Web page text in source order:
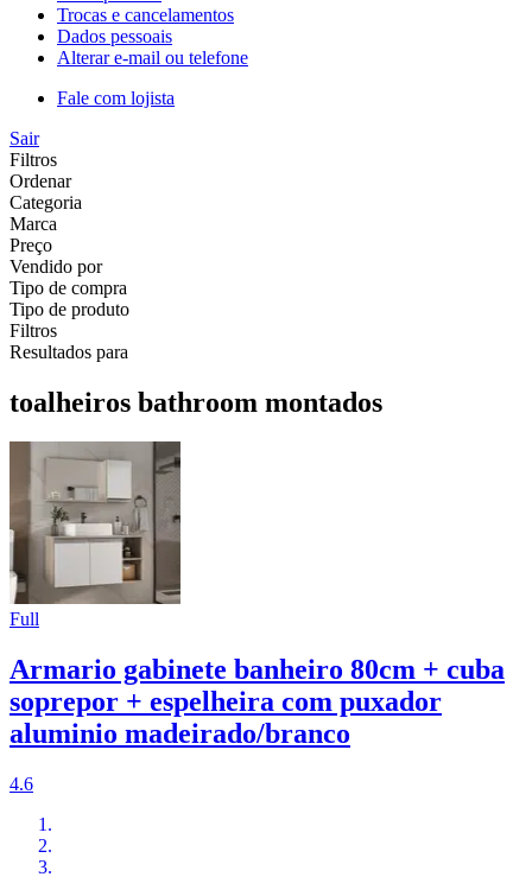
Trocas e cancelamentos
Dados pessoais
Alterar e-mail ou telefone
Fale com lojista
Sair
Filtros
Ordenar
Categoria
Marca
Preço
Vendido por
Tipo de compra
Tipo de produto
Filtros
Resultados para
toalheiros bathroom montados
Full
Armario gabinete banheiro 80cm + cuba
soprepor + espelheira com puxador
aluminio madeirado/branco
4.6